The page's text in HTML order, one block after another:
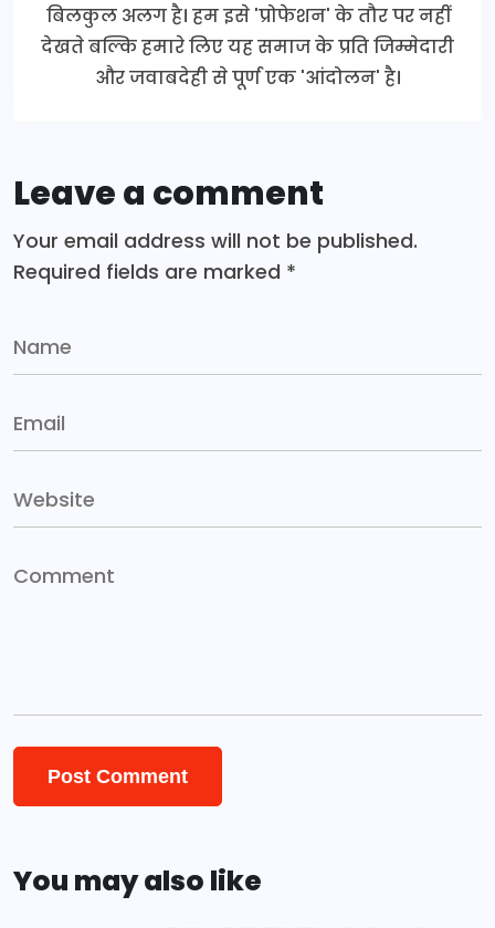
बिलकुल अलग है। हम इसे 'प्रोफेशन' के तौर पर नहीं
देखते बल्कि हमारे लिए यह समाज के प्रति जिम्मेदारी
और जवाबदेही से पूर्ण एक 'आंदोलन' है।
Leave a comment
Your email address will not be published.
Required fields are marked *
You may also like